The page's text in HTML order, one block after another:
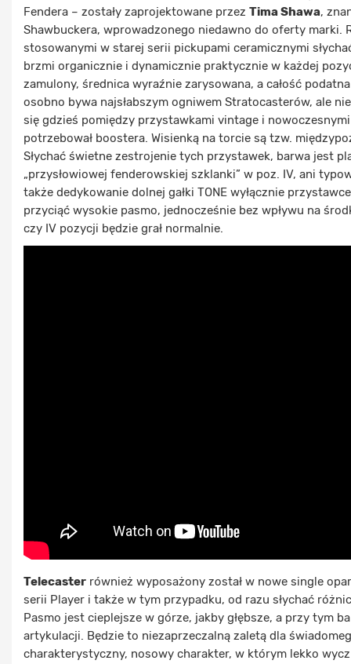
Fendera – zostały zaprojektowane przez Tima Shawa,
Shawbuckera, wprowadzonego niedawno do oferty marki.
stosowanymi w starej serii pickupami ceramicznymi
brzmi organicznie i dynamicznie praktycznie w każdej
zamulony, średnica wyraźnie zarysowana, a całość
osobno bywa najsłabszym ogniwem Stratocasterów, ale
się gdzieś pomiędzy przystawkami vintage i
potrzebował boostera. Wisienką na torcie są tzw.
Słychać świetne zestrojenie tych przystawek, barwa jest
„przysłowiowej fenderowskiej szklanki” w poz. IV, ani
także dedykowanie dolnej gałki TONE wyłącznie
przyciąć wysokie pasmo, jednocześnie bez wpływu na
czy IV pozycji będzie grał normalnie.
Telecaster również wyposażony został w nowe single
serii Player i także w tym przypadku, od razu słychać
Pasmo jest cieplejsze w górze, jakby głębsze, a przy tym
artykulacji. Będzie to niezaprzeczalną zaletą dla
charakterystyczny, nosowy charakter, w którym lekko